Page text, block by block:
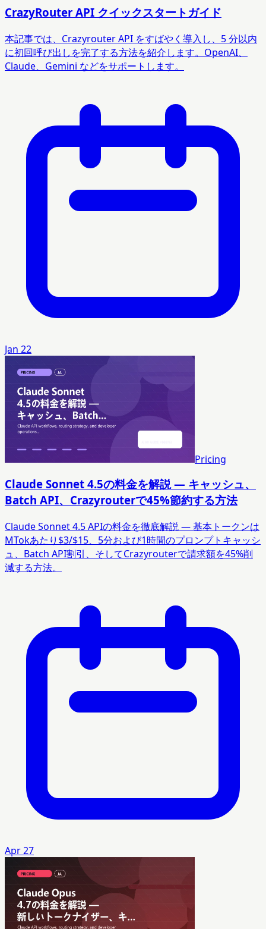
CrazyRouter API クイックスタートガイド
本記事では、Crazyrouter API をすばやく導入し、5 分以内
に初回呼び出しを完了する方法を紹介します。OpenAI、
Claude、Gemini などをサポートします。
Jan 22
Pricing
Claude Sonnet 4.5の料金を解説 — キャッシュ、
Batch API、Crazyrouterで45%節約する方法
Claude Sonnet 4.5 APIの料金を徹底解説 — 基本トークンは
MTokあたり$3/$15、5分および1時間のプロンプトキャッシ
ュ、Batch API割引、そしてCrazyrouterで請求額を45%削
減する方法。
Apr 27